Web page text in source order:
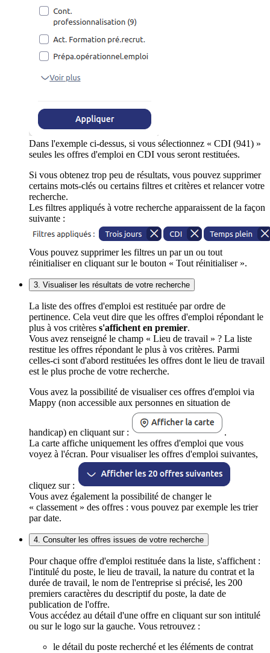
Dans l'exemple ci-dessus, si vous sélectionnez « CDI (941) »
seules les offres d'emploi en CDI vous seront restituées.
Si vous obtenez trop peu de résultats, vous pouvez supprimer
certains mots-clés ou certains filtres et critères et relancer votre
recherche.
Les filtres appliqués à votre recherche apparaissent de la façon
suivante :
Vous pouvez supprimer les filtres un par un ou tout
réinitialiser en cliquant sur le bouton « Tout réinitialiser ».
3. Visualiser les résultats de votre recherche
La liste des offres d'emploi est restituée par ordre de
pertinence. Cela veut dire que les offres d'emploi répondant le
plus à vos critères s'affichent en premier.
Vous avez renseigné le champ « Lieu de travail » ? La liste
restitue les offres répondant le plus à vos critères. Parmi
celles-ci sont d'abord restituées les offres dont le lieu de travail
est le plus proche de votre recherche.
Vous avez la possibilité de visualiser ces offres d'emploi via
Mappy (non accessible aux personnes en situation de
handicap) en cliquant sur :
.
La carte affiche uniquement les offres d'emploi que vous
voyez à l'écran. Pour visualiser les offres d'emploi suivantes,
cliquez sur :
Vous avez également la possibilité de changer le
« classement » des offres : vous pouvez par exemple les trier
par date.
4. Consulter les offres issues de votre recherche
Pour chaque offre d'emploi restituée dans la liste, s'affichent :
l'intitulé du poste, le lieu de travail, la nature du contrat et la
durée de travail, le nom de l'entreprise si précisé, les 200
premiers caractères du descriptif du poste, la date de
publication de l'offre.
Vous accédez au détail d'une offre en cliquant sur son intitulé
ou sur le logo sur la gauche. Vous retrouvez :
le détail du poste recherché et les éléments de contrat